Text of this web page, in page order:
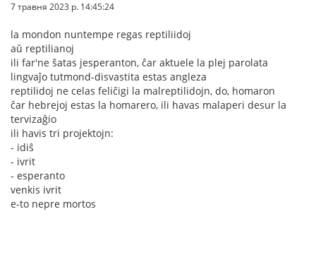
7 травня 2023 р. 14:45:24
la mondon nuntempe regas reptiliidoj
aŭ reptilianoj
ili far'ne ŝatas jesperanton, ĉar aktuele la plej parolata
lingvaĵo tutmond-disvastita estas angleza
reptilidoj ne celas feliĉigi la malreptilidojn, do, homaron
ĉar hebrejoj estas la homarero, ili havas malaperi desur la
tervizaĝio
ili havis tri projektojn:
- idiŝ
- ivrit
- esperanto
venkis ivrit
e-to nepre mortos